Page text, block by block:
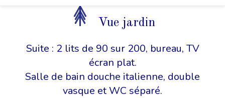
Vue jardin
Suite : 2 lits de 90 sur 200, bureau, TV
écran plat.
Salle de bain douche italienne, double
vasque et WC séparé.